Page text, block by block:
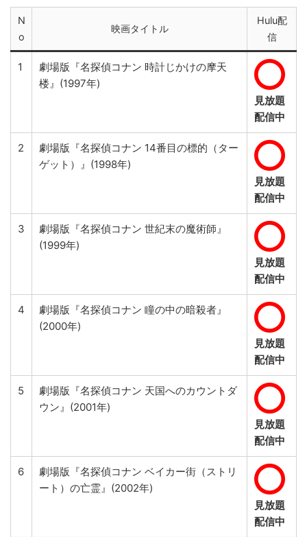
N
o
映画タイトル
Hulu配
信
1
劇場版『名探偵コナン 時計じかけの摩天
楼』(1997年)
見放題
配信中
2
劇場版『名探偵コナン 14番目の標的（ター
ゲット）』(1998年)
見放題
配信中
3
劇場版『名探偵コナン 世紀末の魔術師』
(1999年)
見放題
配信中
4
劇場版『名探偵コナン 瞳の中の暗殺者』
(2000年)
見放題
配信中
5
劇場版『名探偵コナン 天国へのカウントダ
ウン』(2001年)
見放題
配信中
6
劇場版『名探偵コナン ベイカー街（ストリ
ート）の亡霊』(2002年)
見放題
配信中